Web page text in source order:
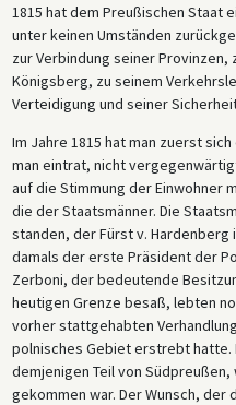
1815 hat dem Preußischen Staat
unter keinen Umständen
zur Verbindung seiner Provinzen,
Königsberg, zu seinem
Verteidigung und seiner
Im Jahre 1815 hat man zuerst
man eintrat, nicht
auf die Stimmung der Einwohner
die der Staatsmänner. Die
standen, der Fürst v. Hardenberg
damals der erste Präsident der
Zerboni, der bedeutende
heutigen Grenze besaß, lebten
vorher stattgehabten
polnisches Gebiet erstrebt hatte.
demjenigen Teil von
gekommen war. Der Wunsch,